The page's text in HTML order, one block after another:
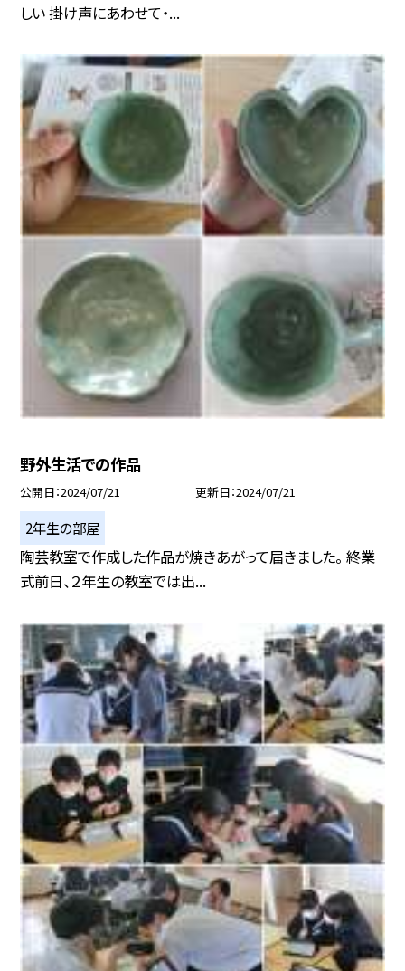
しい 掛け声にあわせて・...
野外生活での作品
公開日 2024/07/21 更新日 2024/07/21
2年生の部屋
陶芸教室で作成した作品が焼きあがって届きました。 終業
式前日、２年生の教室では出...